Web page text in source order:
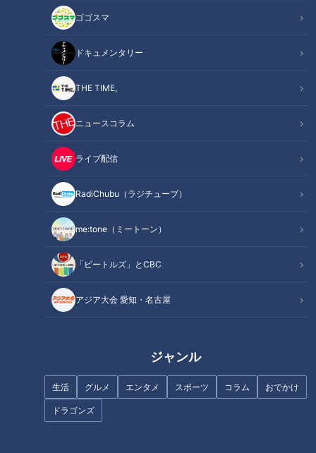
ゴゴスマ
ドキュメンタリー
THE TIME,
ニュースコラム
ライブ配信
RadiChubu（ラジチューブ）
me:tone（ミートーン）
「ビートルズ」とCBC
アジア大会 愛知・名古屋
ジャンル
生活 グルメ エンタメ スポーツ コラム おでかけ
ドラゴンズ
今回調査するのは『もろこしうどん』岡崎市民ならほぼ知って
いるということですが、どんな愛されFOODなのでしょうか？
この記事を見たあなたへのおすすめ
ほぼ岐阜市の愛されフード『パ
イパイパイ』をいただきます！
【チャント！】
ード『あげづけ』をいただきま
す！【チャント！】
ます！【チャント！】
ほぼ岐阜市だけ愛されフード
ます！【愛されフード】